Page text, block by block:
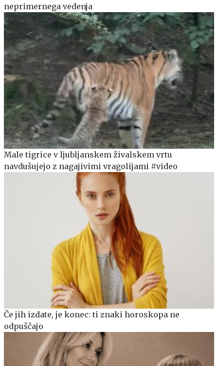
neprimernega vedenja
Male tigrice v ljubljanskem živalskem vrtu
navdušujejo z nagajivimi vragolijami #video
Če jih izdate, je konec: ti znaki horoskopa ne
odpuščajo